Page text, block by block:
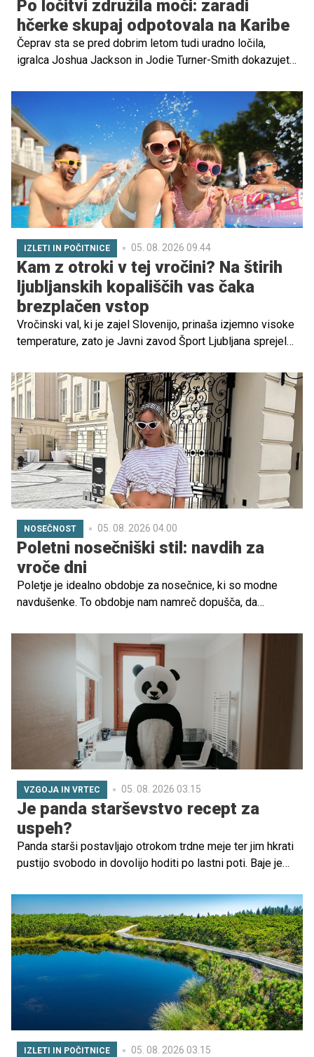
Po ločitvi združila moči: zaradi
hčerke skupaj odpotovala na Karibe
Čeprav sta se pred dobrim letom tudi uradno ločila,
igralca Joshua Jackson in Jodie Turner-Smith dokazujeta,
dobrobit otroka.
IZLETI IN POČITNICE 05. 08. 2026 09.44
Kam z otroki v tej vročini? Na štirih
ljubljanskih kopališčih vas čaka
brezplačen vstop
Vročinski val, ki je zajel Slovenijo, prinaša izjemno visoke
temperature, zato je Javni zavod Šport Ljubljana sprejel
do preklica je vstop na štiri ljubljanska kopališča
brezplačen za vse obiskovalce.
NOSEČNOST 05. 08. 2026 04.00
Poletni nosečniški stil: navdih za
vroče dni
Poletje je idealno obdobje za nosečnice, ki so modne
navdušenke. To obdobje nam namreč dopušča, da
naravnost fantastično. Oglejte si nekaj idej za poletne
nosečniške stajlinge, ki vas bodo prav gotovo navdušili.
VZGOJA IN VRTEC 05. 08. 2026 03.15
Je panda starševstvo recept za
uspeh?
Panda starši postavljajo otrokom trdne meje ter jim hkrati
pustijo svobodo in dovolijo hoditi po lastni poti. Baje je
IZLETI IN POČITNICE 05. 08. 2026 03.15